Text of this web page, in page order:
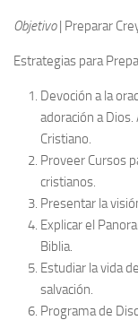
Objetivo| Preparar
Estrategias para
Devoción a la
adoración a
Cristiano.
Proveer Cursos
cristianos.
Presentar la
Explicar el
Biblia.
Estudiar la vida
salvación.
Programa de